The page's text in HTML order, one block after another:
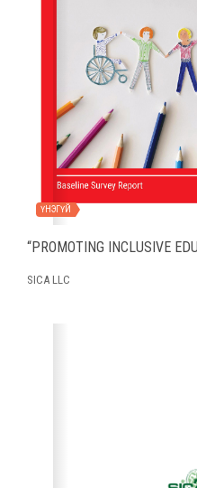
ҮНЭГҮЙ
“PROMOTING INCLUSIVE
SICA LLC